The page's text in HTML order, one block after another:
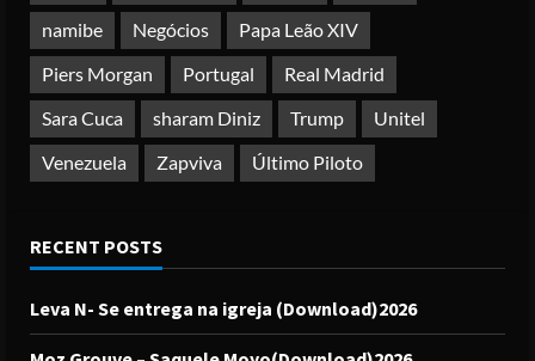
namibe
Negócios
Papa Leão XIV
Piers Morgan
Portugal
Real Madrid
Sara Cuca
sharam Diniz Trump
Unitel
Venezuela
Zapviva Último Piloto
RECENT POSTS
Leva N- Se entrega na igreja (Download)2026